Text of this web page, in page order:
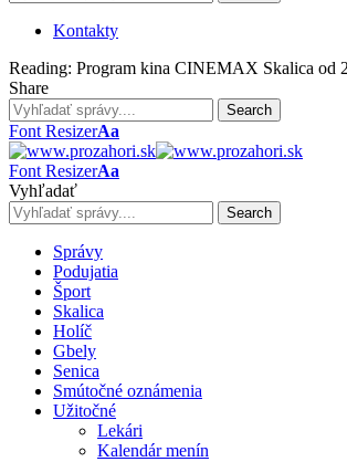
Kontakty
Reading: Program kina CINEMAX Skalica od
Share
Font ResizerAa
Font ResizerAa
Vyhľadať
Správy
Podujatia
Šport
Skalica
Holíč
Gbely
Senica
Smútočné oznámenia
Užitočné
Lekári
Kalendár menín